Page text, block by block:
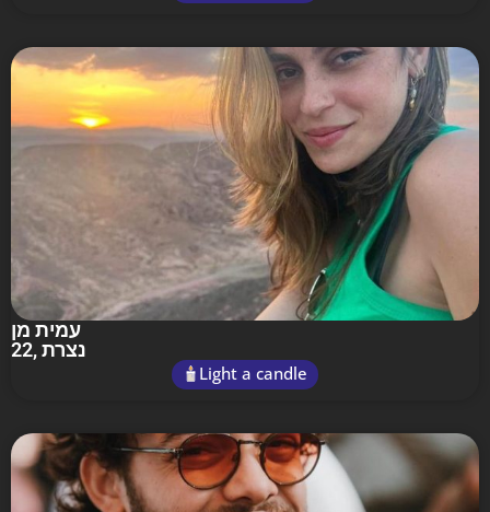
עמית מן
22 , נצרת
Light a candle